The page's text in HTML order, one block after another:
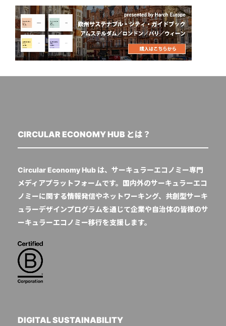
CIRCULAR ECONOMY HUB とは？
Circular Economy Hub は、サーキュラーエコノミー専門
メディアプラットフォームです。国内外のサーキュラーエコ
ノミーに関する情報発信やネットワーキング、共創型サーキ
ュラーデザインプログラムを通じて企業や自治体の皆様のサ
ーキュラーエコノミー移行を支援します。
DIGITAL SUSTAINABILITY